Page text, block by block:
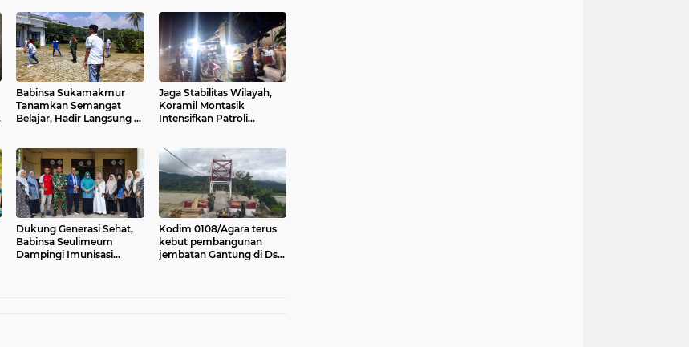
Babinsa Sukamakmur
Tanamkan Semangat
Belajar, Hadir Langsung di
Jaga Stabilitas Wilayah,
Koramil Montasik
Intensifkan Patroli
Dukung Generasi Sehat,
Babinsa Seulimeum
Dampingi Imunisasi
Kodim 0108/Agara terus
kebut pembangunan
jembatan Gantung di Ds.